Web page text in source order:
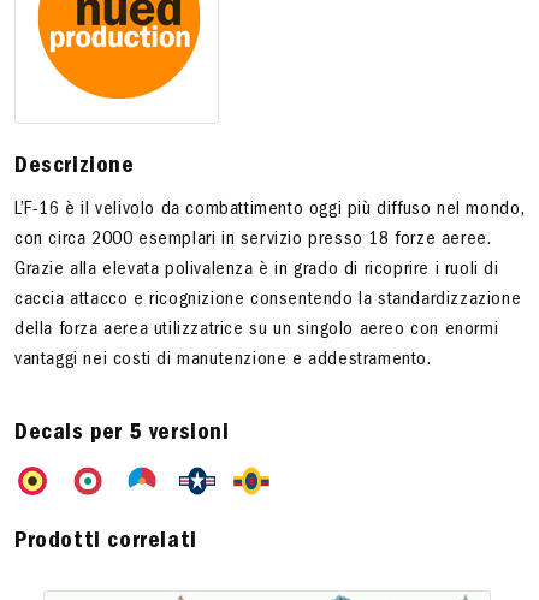
Descrizione
L’F-16 è il velivolo da combattimento oggi più diffuso nel mondo,
con circa 2000 esemplari in servizio presso 18 forze aeree.
Grazie alla elevata polivalenza è in grado di ricoprire i ruoli di
caccia attacco e ricognizione consentendo la standardizzazione
della forza aerea utilizzatrice su un singolo aereo con enormi
vantaggi nei costi di manutenzione e addestramento.
Decals per 5 versioni
Prodotti correlati